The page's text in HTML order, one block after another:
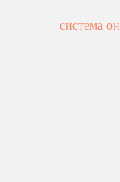
система